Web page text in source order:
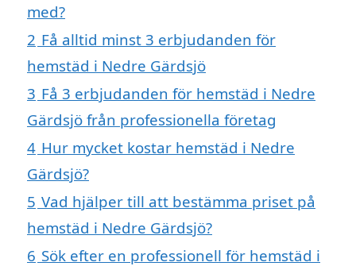
med?
2 Få alltid minst 3 erbjudanden för
hemstäd i Nedre Gärdsjö
3 Få 3 erbjudanden för hemstäd i Nedre
Gärdsjö från professionella företag
4 Hur mycket kostar hemstäd i Nedre
Gärdsjö?
5 Vad hjälper till att bestämma priset på
hemstäd i Nedre Gärdsjö?
6 Sök efter en professionell för hemstäd i